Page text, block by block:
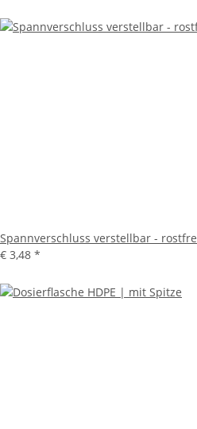
Spannverschluss verstellbar -
€ 3,48 *